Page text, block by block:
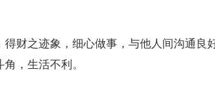
财之迹象，细心做事，与他人间沟通良
，生活不利。